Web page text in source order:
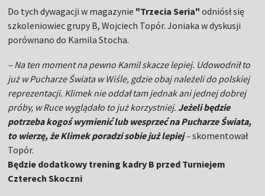
Do tych dywagacji w magazynie "Trzecia Seria"odniósł się
szkoleniowiec grupy B, Wojciech Topór. Joniaka w dyskusji
porównano do Kamila Stocha.
– Na ten moment na pewno Kamil skacze lepiej. Udowodnił to
już w Pucharze Świata w Wiśle, gdzie obaj należeli do polskiej
reprezentacji. Klimek nie oddał tam jednak ani jednej dobrej
próby, w Ruce wyglądało to już korzystniej.Jeżeli będzie
potrzeba kogoś wymienić lub wesprzeć na Pucharze Świata,
to wierzę, że Klimek poradzi sobie już lepiej–skomentował
Topór.
Będzie dodatkowy trening kadry B przed Turniejem
Czterech Skoczni